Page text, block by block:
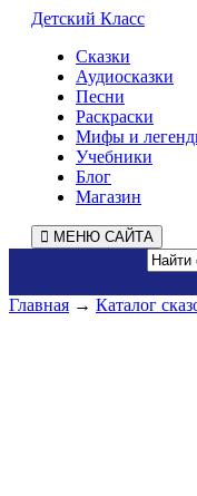
Детский Класс
Сказки
Аудиосказки
Песни
Раскраски
Мифы и
Учебники
Блог
Магазин
МЕНЮ САЙТА
Главная → Каталог